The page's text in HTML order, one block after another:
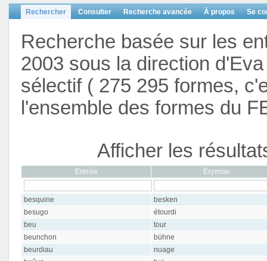
Rechercher Consulter Recherche avancée À propos Se
Recherche basée sur les
2003 sous la direction
sélectif ( 275 295 formes,
l'ensemble des formes du
Afficher les
Entrée Étymon
besquine
besken
besugo
étourdi
beu
tour
beunchon
bühne
beurdiau
nuage